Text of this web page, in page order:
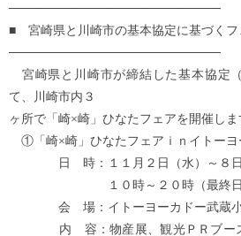
────────────────────────
■ 宮崎県と川崎市の基本協定に基づくフ
────────────────────────
宮崎県と川崎市が締結した基本協定
て、川崎市内３
ヶ所で「崎×崎」ひなたフェアを開催しま
①「崎×崎」ひなたフェアｉｎイトーヨ
日 時：１１月２日（水）～８日
１０時～２０時（最終日は
会 場：イトーヨーカドー武蔵小
内 容：物産展、観光ＰＲブース